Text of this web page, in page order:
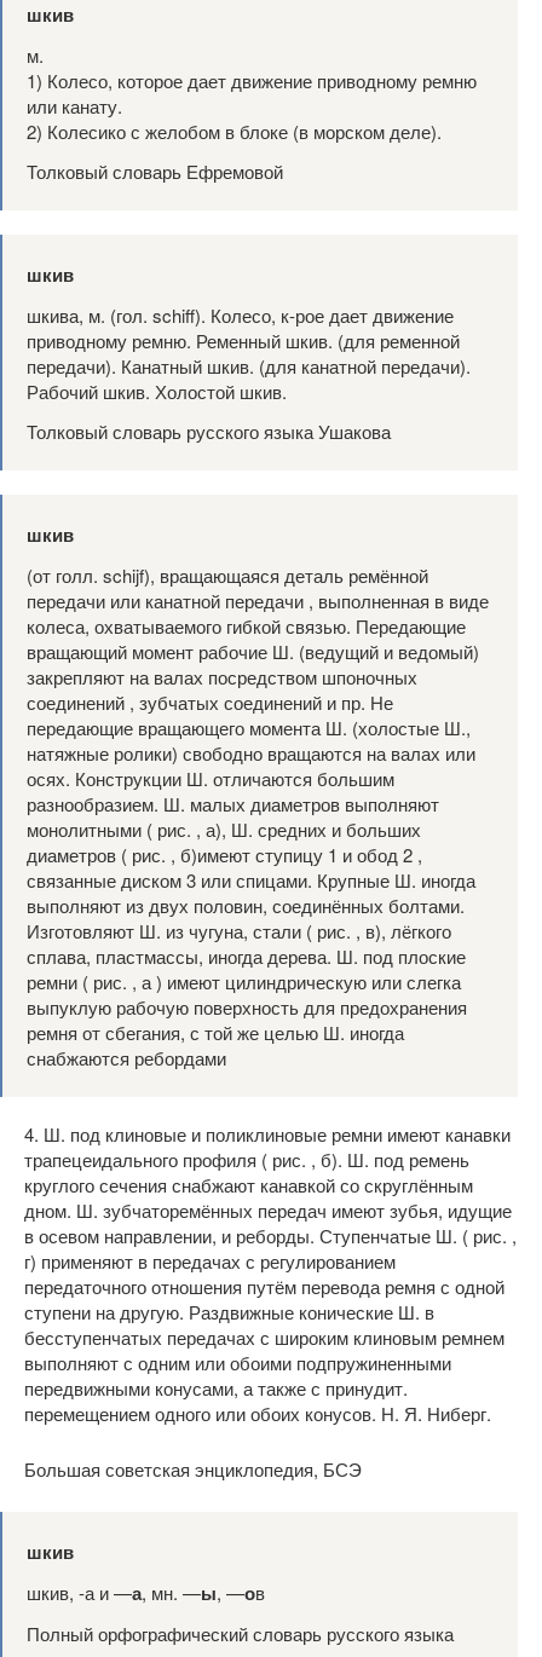
шкив
м.
1) Колесо, которое дает движение приводному ремню
или канату.
2) Колесико с желобом в блоке (в морском деле).
Толковый словарь Ефремовой
шкив
шкива, м. (гол. schiff). Колесо, к-рое дает движение
приводному ремню. Ременный шкив. (для ременной
передачи). Канатный шкив. (для канатной передачи).
Рабочий шкив. Холостой шкив.
Толковый словарь русского языка Ушакова
шкив
(от голл. schijf), вращающаяся деталь ремённой
передачи или канатной передачи , выполненная в виде
колеса, охватываемого гибкой связью. Передающие
вращающий момент рабочие Ш. (ведущий и ведомый)
закрепляют на валах посредством шпоночных
соединений , зубчатых соединений и пр. Не
передающие вращающего момента Ш. (холостые Ш.,
натяжные ролики) свободно вращаются на валах или
осях. Конструкции Ш. отличаются большим
разнообразием. Ш. малых диаметров выполняют
монолитными ( рис. , а), Ш. средних и больших
диаметров ( рис. , б)имеют ступицу 1 и обод 2 ,
связанные диском 3 или спицами. Крупные Ш. иногда
выполняют из двух половин, соединённых болтами.
Изготовляют Ш. из чугуна, стали ( рис. , в), лёгкого
сплава, пластмассы, иногда дерева. Ш. под плоские
ремни ( рис. , а ) имеют цилиндрическую или слегка
выпуклую рабочую поверхность для предохранения
ремня от сбегания, с той же целью Ш. иногда
снабжаются ребордами
4. Ш. под клиновые и поликлиновые ремни имеют канавки
трапецеидального профиля ( рис. , б). Ш. под ремень
круглого сечения снабжают канавкой со скруглённым
дном. Ш. зубчаторемённых передач имеют зубья, идущие
в осевом направлении, и реборды. Ступенчатые Ш. ( рис. ,
г) применяют в передачах с регулированием
передаточного отношения путём перевода ремня с одной
ступени на другую. Раздвижные конические Ш. в
бесступенчатых передачах с широким клиновым ремнем
выполняют с одним или обоими подпружиненными
передвижными конусами, а также с принудит.
перемещением одного или обоих конусов. Н. Я. Ниберг.
Большая советская энциклопедия, БСЭ
шкив
шкив, -а и —а, мн. —ы, —ов
Полный орфографический словарь русского языка